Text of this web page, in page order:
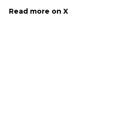
Read more on X